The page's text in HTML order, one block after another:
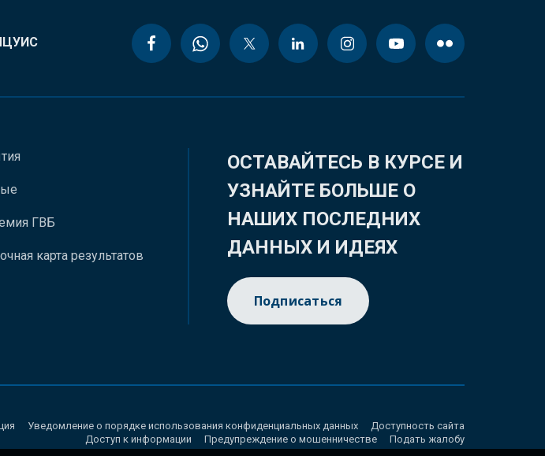
ГВБ
карта результатов
ОСТАВАЙТЕСЬ В КУРСЕ И
УЗНАЙТЕ БОЛЬШЕ О
НАШИХ ПОСЛЕДНИХ
ДАННЫХ И ИДЕЯХ
Подписаться
Уведомление о порядке использования конфиденциальных данных
Доступность сайта
Доступ к информации
Предупреждение о мошенничестве Подать жалобу